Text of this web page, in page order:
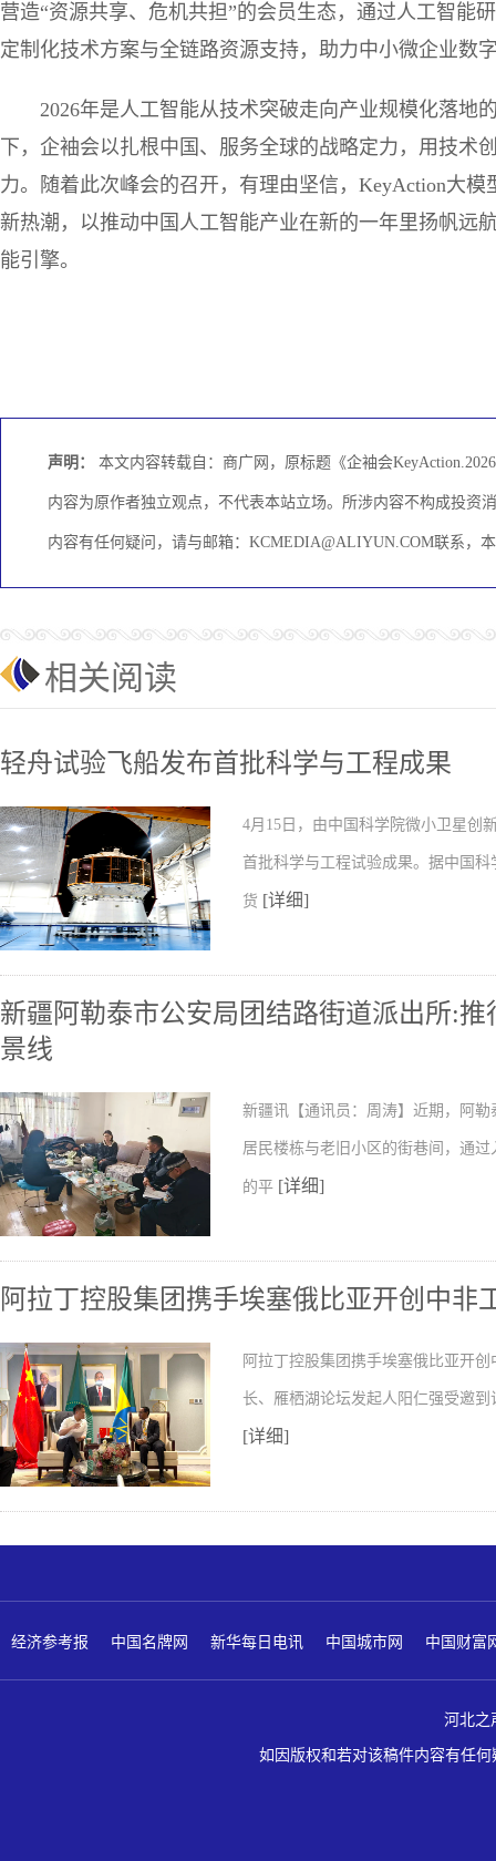
营造“资源共享、危机共担”的会员生态，通过人工智能
定制化技术方案与全链路资源支持，助力中小微企业数
2026年是人工智能从技术突破走向产业规模化落地
下，企袖会以扎根中国、服务全球的战略定力，用技术
力。随着此次峰会的召开，有理由坚信，KeyAction大
新热潮，以推动中国人工智能产业在新的一年里扬帆远
能引擎。
声明： 本文内容转载自：商广网，原标题《企袖会
内容为原作者独立观点，不代表本站立场。所涉内容不构成投资
内容有任何疑问，请与邮箱：KCMEDIA@ALIYUN.COM联系，
相关阅读
轻舟试验飞船发布首批科学与工程成果
4月15日，由中国科学院微小卫星创
首批科学与工程试验成果。据中国
货 [详细]
新疆阿勒泰市公安局团结路街道派出所:推
景线
新疆讯【通讯员：周涛】近期，阿
居民楼栋与老旧小区的街巷间，通
的平 [详细]
阿拉丁控股集团携手埃塞俄比亚开创中非
阿拉丁控股集团携手埃塞俄比亚开
长、雁栖湖论坛发起人阳仁强受邀
[详细]
经济参考报 中国名牌网 新华每日电讯 中国城市网 中国财富
河北之
如因版权和若对该稿件内容有任